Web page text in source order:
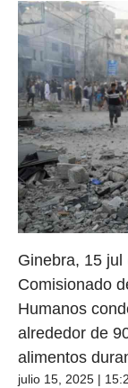
Ginebra, 15
Comisionado
Humanos
alrededor de
alimentos
julio 15, 2025 |